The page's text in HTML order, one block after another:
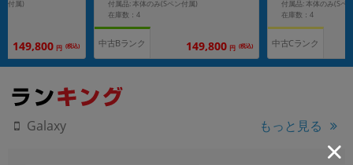
付属)
149,800 円 (税込)
付属品: 本体のみ(Sペン付属)
在庫数：4
中古Bランク 149,800 円 (税込)
付属品: 本体のみ(Sペ
在庫数：4
中古Cランク
Galaxy もっと見る